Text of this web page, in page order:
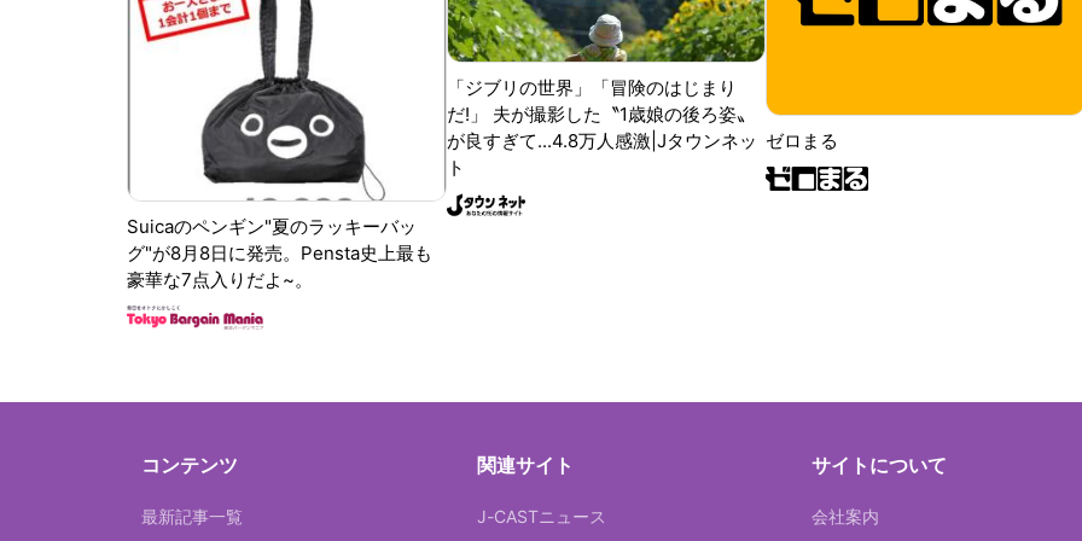
Suicaのペンギン"夏のラッキーバッ
グ"が8月8日に発売。Pensta史上最も
豪華な7点入りだよ~。
「ジブリの世界」「冒険のはじまり
だ!」 夫が撮影した〝1歳娘の後ろ姿〟
が良すぎて...4.8万人感激|Jタウンネッ
ト
ゼロまる
コンテンツ
最新記事一覧
関連サイト
J-CASTニュース
サイトについて
会社案内